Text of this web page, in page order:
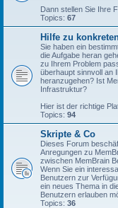
Dann stellen Sie Ihre
Topics: 67
Hilfe zu
Sie haben ein
die Aufgabe heran
zu Ihrem Problem
überhaupt sinnvoll an
heranzugehen? Ist
Infrastruktur?
Hier ist der richtige
Topics: 94
Skripte & Co
Dieses Forum
Anregungen zu
zwischen MemBrain
Wenn Sie ein
Benutzern zur
ein neues Thema in
Benutzern erlauben
Topics: 36